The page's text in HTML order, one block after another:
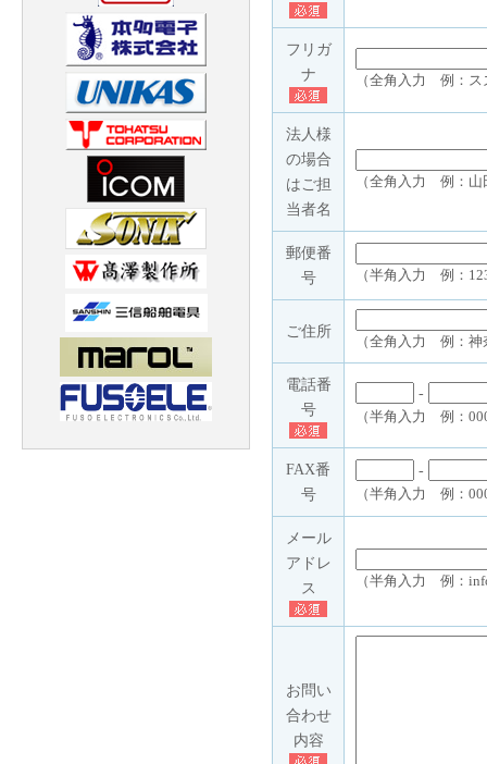
フリガ
ナ
（全角入力 例：ス
法人様
の場合
はご担
当者名
（全角入力 例：
郵便番
号
（半角入力 例：
ご住所
（全角入力 例：神
電話番
号
-
（半角入力 例：
FAX番
号
-
（半角入力 例：
メール
アドレ
ス
（半角入力 例：
お問い
合わせ
内容